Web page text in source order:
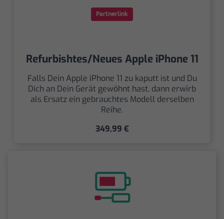
Partnerlink
Refurbishtes/Neues Apple iPhone 11
Falls Dein Apple iPhone 11 zu kaputt ist und Du
Dich an Dein Gerät gewöhnt hast, dann erwirb
als Ersatz ein gebrauchtes Modell derselben
Reihe.
349,99 €